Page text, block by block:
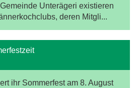
Unterägeri existieren
deren Mitgli...
ihr Sommerfest am 8. August